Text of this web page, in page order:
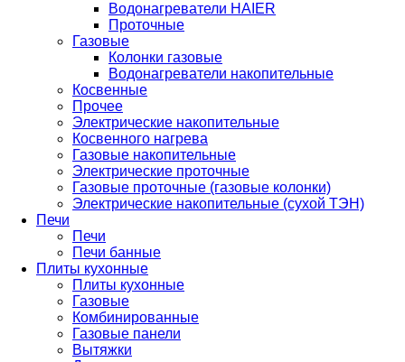
Водонагреватели HAIER
Проточные
Газовые
Колонки газовые
Водонагреватели накопительные
Косвенные
Прочее
Электрические накопительные
Косвенного нагрева
Газовые накопительные
Электрические проточные
Газовые проточные (газовые колонки)
Электрические накопительные (сухой ТЭН)
Печи
Печи
Печи банные
Плиты кухонные
Плиты кухонные
Газовые
Комбинированные
Газовые панели
Вытяжки